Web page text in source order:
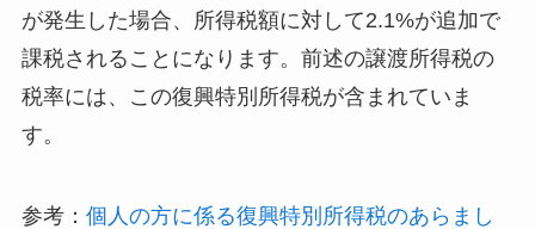
が発生した場合、所得税額に対して2.1%が追加で
課税されることになります。前述の譲渡所得税の
税率には、この復興特別所得税が含まれていま
す。
参考： 個人の方に係る復興特別所得税のあらまし